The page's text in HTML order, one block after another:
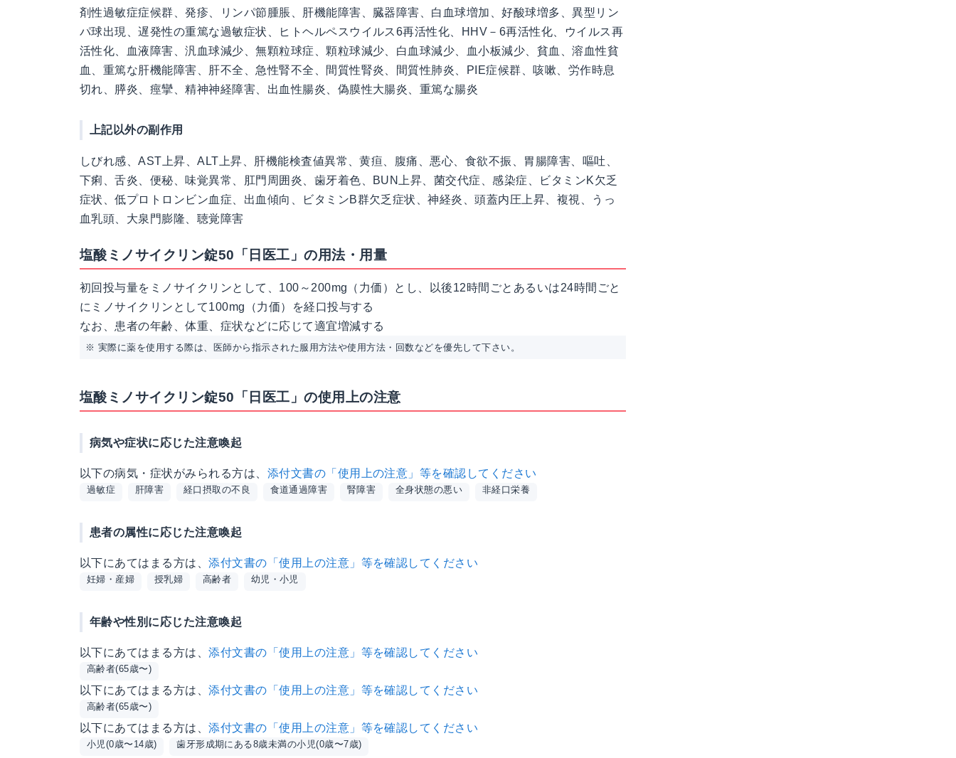
剤性過敏症症候群、発疹、リンパ節腫脹、肝機能障害、臓器障害、白血球増加、好酸球増多、異型リン
パ球出現、遅発性の重篤な過敏症状、ヒトヘルペスウイルス6再活性化、HHV－6再活性化、ウイルス再
活性化、血液障害、汎血球減少、無顆粒球症、顆粒球減少、白血球減少、血小板減少、貧血、溶血性貧
血、重篤な肝機能障害、肝不全、急性腎不全、間質性腎炎、間質性肺炎、PIE症候群、咳嗽、労作時息
切れ、膵炎、痙攣、精神神経障害、出血性腸炎、偽膜性大腸炎、重篤な腸炎
上記以外の副作用
しびれ感、AST上昇、ALT上昇、肝機能検査値異常、黄疸、腹痛、悪心、食欲不振、胃腸障害、嘔吐、
下痢、舌炎、便秘、味覚異常、肛門周囲炎、歯牙着色、BUN上昇、菌交代症、感染症、ビタミンK欠乏
症状、低プロトロンビン血症、出血傾向、ビタミンB群欠乏症状、神経炎、頭蓋内圧上昇、複視、うっ
血乳頭、大泉門膨隆、聴覚障害
塩酸ミノサイクリン錠50「日医工」の用法・用量
初回投与量をミノサイクリンとして、100～200mg（力価）とし、以後12時間ごとあるいは24時間ごと
にミノサイクリンとして100mg（力価）を経口投与する
なお、患者の年齢、体重、症状などに応じて適宜増減する
※ 実際に薬を使用する際は、医師から指示された服用方法や使用方法・回数などを優先して下さい。
塩酸ミノサイクリン錠50「日医工」の使用上の注意
病気や症状に応じた注意喚起
以下の病気・症状がみられる方は、 添付文書の「使用上の注意」等を確認してください
過敏症 肝障害 経口摂取の不良 食道通過障害 腎障害 全身状態の悪い 非経口栄養
患者の属性に応じた注意喚起
以下にあてはまる方は、添付文書の「使用上の注意」等を確認してください
妊婦・産婦 授乳婦 高齢者 幼児・小児
年齢や性別に応じた注意喚起
以下にあてはまる方は、添付文書の「使用上の注意」等を確認してください
高齢者(65歳〜)
以下にあてはまる方は、添付文書の「使用上の注意」等を確認してください
高齢者(65歳〜)
以下にあてはまる方は、添付文書の「使用上の注意」等を確認してください
小児(0歳〜14歳) 歯牙形成期にある8歳未満の小児(0歳〜7歳)